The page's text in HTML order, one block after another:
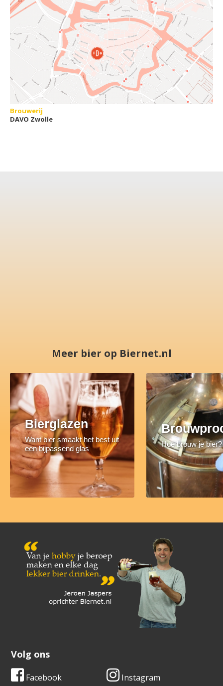
Brouwerij
DAVO Zwolle
Meer bier op Biernet.nl
Bierglazen
Want bier smaakt het best uit
een bijpassend glas
Hoe brouw je bier?
Volg ons
Facebook Instagram